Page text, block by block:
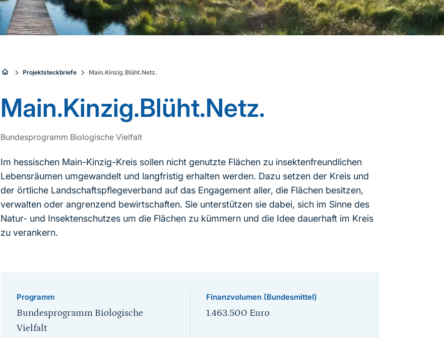
Sie
sind
hier:
Projektsteckbriefe Main.Kinzig.Blüht.Netz.
Main.Kinzig.Blüht.Netz.
Bundesprogramm Biologische Vielfalt
Im hessischen Main-Kinzig-Kreis sollen nicht genutzte Flächen zu insektenfreundlichen
Lebensräumen umgewandelt und langfristig erhalten werden. Dazu setzen der Kreis und
der örtliche Landschaftspflegeverband auf das Engagement aller, die Flächen besitzen,
verwalten oder angrenzend bewirtschaften. Sie unterstützen sie dabei, sich im Sinne des
Natur- und Insektenschutzes um die Flächen zu kümmern und die Idee dauerhaft im Kreis
zu verankern.
Programm
Bundesprogramm Biologische
Vielfalt
Finanzvolumen (Bundesmittel)
1.463.500 Euro